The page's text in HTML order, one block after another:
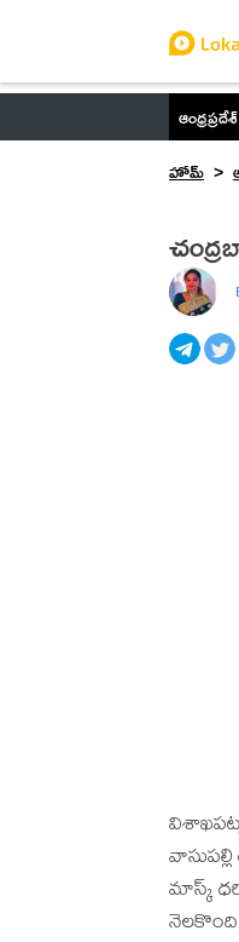
ఆంధ్రప్రదేశ్
హోమ్
మాస్క్